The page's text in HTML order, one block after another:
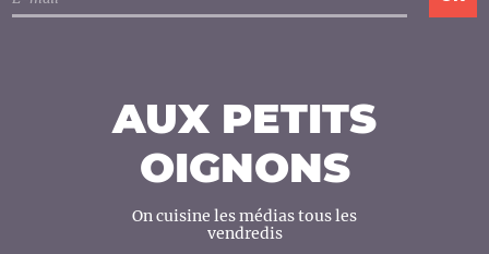
AUX PETITS
OIGNONS
On cuisine les médias tous les
vendredis